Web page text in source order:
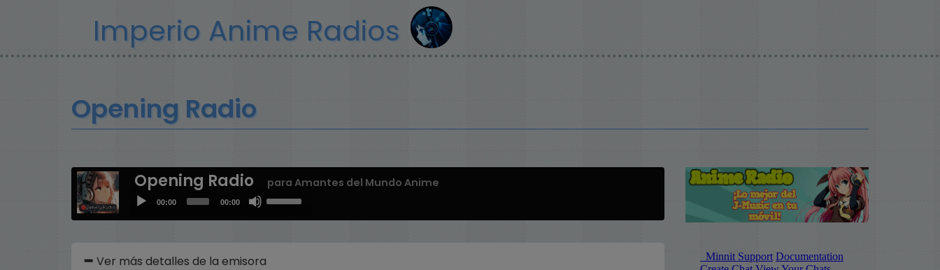
principal
Imperio Anime Radios
Opening Radio
Opening Radio para Amantes del Mundo Anime
Audio00:00 00:00
Ver más detalles de la emisora